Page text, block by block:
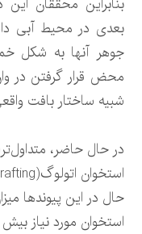
بعدی در محیط آبی
جوهر آنها به شکل
محض قرار گرفتن در
شبیه ساختار بافت
در حال حاضر،
حال در این پیوندها
استخوان مورد نیاز